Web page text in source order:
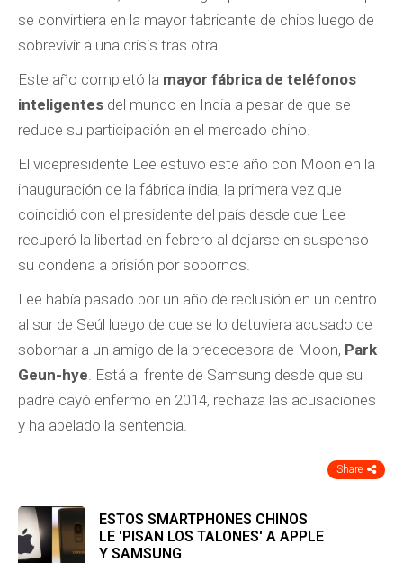
se convirtiera en la mayor fabricante de chips luego de
sobrevivir a una crisis tras otra.
Este año completó la mayor fábrica de teléfonos
inteligentes del mundo en India a pesar de que se
reduce su participación en el mercado chino.
El vicepresidente Lee estuvo este año con Moon en la
inauguración de la fábrica india, la primera vez que
coincidió con el presidente del país desde que Lee
recuperó la libertad en febrero al dejarse en suspenso
su condena a prisión por sobornos.
Lee había pasado por un año de reclusión en un centro
al sur de Seúl luego de que se lo detuviera acusado de
sobornar a un amigo de la predecesora de Moon, Park
Geun-hye. Está al frente de Samsung desde que su
padre cayó enfermo en 2014, rechaza las acusaciones
y ha apelado la sentencia.
Share
ESTOS SMARTPHONES CHINOS
LE 'PISAN LOS TALONES' A APPLE
Y SAMSUNG